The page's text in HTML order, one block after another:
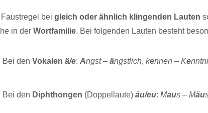
beigleich oder ähnlich klingenden Lauten
in derWortfamilie. Bei folgenden Lauten besteht
Bei denVokalenä/e:Angst–ängstlich,kennen –Ke
Bei den Diphthongen (Doppellaute)äu/eu:Maus –Mäu